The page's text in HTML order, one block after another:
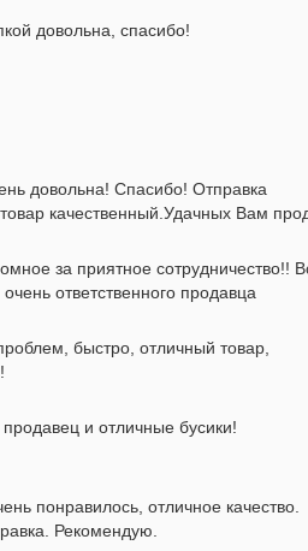
довольна, спасибо!
довольна! Спасибо! Отправка
качественный.Удачных Вам
за приятное сотрудничество!!
ответственного продавца
быстро, отличный товар,
и отличные бусики!
понравилось, отличное качество.
Рекомендую.